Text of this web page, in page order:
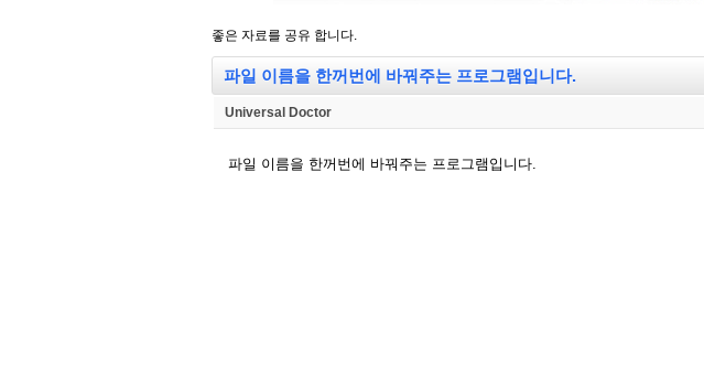
좋은 자료를 공유 합니다.
파일 이름을 한꺼번에 바꿔주는 프로그램입니다.
Universal Doctor
파일 이름을 한꺼번에 바꿔주는 프로그램입니다.